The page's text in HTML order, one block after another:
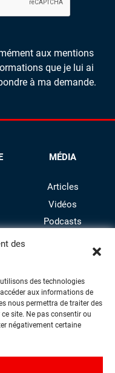
des
des technologies
aux informations de
nous permettra de traiter des
site. Ne pas consentir ou
négativement certaine
aux mentions
que je lui ai
à ma demande.
MÉDIA
Articles
Vidéos
Podcasts